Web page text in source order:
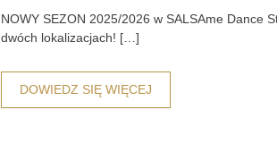
NOWY SEZON 2025/2026 w SALSAme Dance
dwóch lokalizacjach! […]
DOWIEDZ SIĘ WIĘCEJ